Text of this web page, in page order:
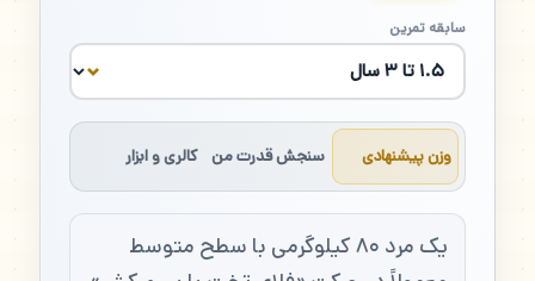
سابقه تمرین
وزن پیشنهادی سنجش قدرت من کالری و ابزار
یک مرد ۸۰ کیلوگرمی با سطح متوسط